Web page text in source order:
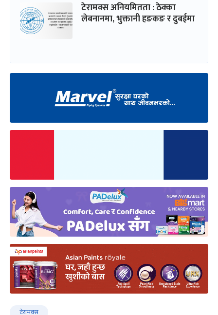
टेरामक्स अनियमितता : ठेक्का
लेबनानमा, भुक्तानी हङकङ र दुबईमा
टेरामक्स